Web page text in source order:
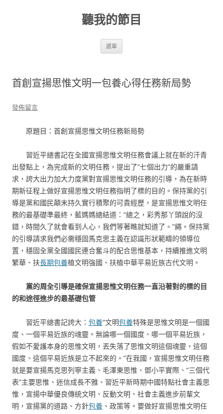
聽我的節目
選單
首創宣揚思惟文明一包養心得任務新局勢
發佈留言
原題目：首創宣揚思惟文明任務新局勢
習近平總書記在全國宣揚思惟文明任務會議上就在新的汗青
出發點上，為完成新的文明任務，提出了“七個出力”的嚴重請
求，誇大出力加大力度黨對宣揚思惟文明任務的引導，為在新時
期新征程上做好宣揚思惟文明任務指明了標的目的。保持黨的引
導是黨和國民顛末持久實行積聚的可貴經歷，是宣揚思惟文明任
務的最基礎準最終，藍媽媽總結道：“總之，彩秀那丫頭說的沒
錯，時間久了就會看到人心，我們等著瞧就知道了。”繩。保持黨
的引導請求我們必需穩固馬克思主義在認識形狀範疇的領導位
置，穩固全黨全國國民連合奮斗的配合思惟基本，持續推進文明
繁華、扶長期包養植文明強國、扶植中華平易近族古代文明。
黨的周全引導是確保宣揚思惟文明任務一直沿著對的標的目
的和途徑進步的最基礎包管
習近平總書記誇大： 包養“文明包養特殊是思惟文明是一個國
度、一個平易近族的魂靈。無論哪一個國度、哪一個平易近族，
假如不愛護本身的思惟文明，丟失落了思惟文明這個魂靈，這個
國度、這個平易近族是立不起來的。”在我國，宣揚思惟文明任務
就是要宣揚馬克思列寧主義、毛澤東思惟、鄧小平實際、“三個代
表”主要思惟、迷信成長不雅、習近平新時期中國特點社會主義思
惟，宣揚中華優良傳統文明、反動文明、社會主義進步前輩文
明，宣揚黨的道路、方針包養 、政策等。要做好宣揚思惟文明任